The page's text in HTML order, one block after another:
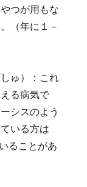
つが用もな
（年に１－
ゅ）：これ
る病気で
シスのよう
いる方は
ることがあ